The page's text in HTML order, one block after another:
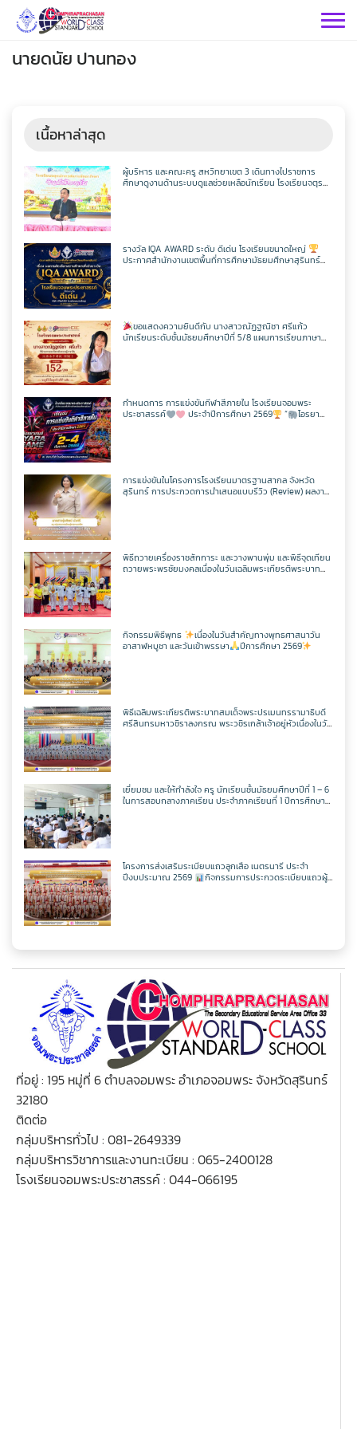
Skip
กลุ่มบริหารวิชาการ
เฟสบุคกลุ่มงานฯ
เว็บไซต์กลุ่มงานฯ
กลุ่มบริหารทั่วไป
เฟสบุคกลุ่มงานฯ
เว็บไซต์กลุ่มงานฯ
กลุ่มบริหารงานบุคคล
เฟสบุคกลุ่มงานฯ
เว็บไซต์กลุ่มงานฯ
กลุ่มบริหารงบประมาณ
เฟสบุคกลุ่มงานฯ
เว็บไซต์กลุ่มงานฯ
กลุ่มสาระฯ
วิทยาศาสตร์
เฟสบุคกลุ่มสาระฯ
เว็บไซต์กลุ่มสาระฯ
ตารางเรียน/สอน
คณิตศาสตร์
เฟสบุคกลุ่มสาระฯ
เว็บไซต์กลุ่มสาระฯ
ตารางเรียน/สอน
ต่างประเทศ
เฟสบุคกลุ่มสาระฯ
เว็บไซต์กลุ่มสาระฯ
ตารางเรียน/สอน
ภาษาไทย
เฟสบุคกลุ่มสาระฯ
เว็บไซต์กลุ่มสาระฯ
ตารางเรียน/สอน
สังคมศึกษาฯ
เฟสบุคกลุ่มสาระฯ
เว็บไซต์กลุ่มสาระฯ
ตารางเรียน/สอน
ศิลปะ
เฟสบุคกลุ่มสาระฯ
เว็บไซต์กลุ่มสาระฯ
ตารางเรียน/สอน
การงานอาชีพ
เฟสบุคกลุ่มสาระฯ
เว็บไซต์กลุ่มสาระฯ
ตารางเรียน/สอน
พลศึกษา
เฟสบุคกลุ่มสาระฯ
เว็บไซต์กลุ่มสาระฯ
ตารางเรียน/สอน
เทคโนโลยี
เฟสบุคเทคโนโลยี
เว็บไซต์เทคโนโลยี
กลุ่มงาน
คำสั่งโรงเรียน
ประชาสัมพันธ์ CPS
กิจกรรม CPS
ToBeNumberOne
ITA2569
ITA2568
ITA2567
ITA2566
แผนผังเว็บไซต์
เว็บไซต์เดิม
ตารางเรียน1/69
ตารางเรียน ม.1
ตารางเรียน ม.2
ตารางเรียน ม.3
ตารางเรียน ม.4
ตารางเรียน ม.5
ตารางเรียน ม.6
ครูพีระพันธ์ เสริมศิริ
วิชาวิทยาการคำนวณ
วิชาออกแบบฯ
วิชาเพิ่มเติม
ครูเเชิด ชูตาลัด
วิชาวิทยาการคำนวณ
วิชาออกแบบฯ
วิชาเพิ่มเติม
ครูเทพสุดา พรหมสวัสดิ์
วิชาวิทยาการคำนวณ
วิชาออกแบบฯ
วิชาเพิ่มเติม
ครูประหยัด สายบุตร
วิชาวิทยาการคำนวณ
วิชาออกแบบฯ
วิชาเพิ่มเติม
ครูนิตยา บุญเสริม
วิชาวิทยาการคำนวณ
วิชาออกแบบฯ
วิชาเพิ่มเติม
ครูกัณฌ์ฏธัจส์ ก้านเหลือง
วิชาวิทยาการคำนวณ
วิชาออกแบบฯ
วิชาเพิ่มเติม
ครูมัตติกา สุวงศ์
วิชาวิทยาการคำนวณ
วิชาออกแบบฯ
วิชาเพิ่มเติม
ครูศุภวิชญ์ กมลเลิศ
วิชาวิทยาการคำนวณ
วิชาออกแบบฯ
วิชาเพิ่มเติม
นายดนัย ปานทอง
เนื้อหาล่าสุด
ผู้บริหาร และคณะครู สหวิทยาเขต 3 เดินทางไปราชการ
ศึกษาดูงานด้านระบบดูแลช่วยเหลือนักเรียน โรงเรียนจตุร
รางวัล IQA AWARD ระดับ ดีเด่น โรงเรียนขนาดใหญ่
ประกาศสำนักงานเขตพื้นที่การศึกษามัธยมศึกษาสุรินทร์
ขอแสดงความยินดีกับ นางสาวณัฏฐณิชา ศรีแก้ว
นักเรียนระดับชั้นมัธยมศึกษาปีที่ 5/8 แผนการเรียนภาษา
กำหนดการ การแข่งขันกีฬาสีภายใน โรงเรียนจอมพระ
ประชาสรรค์
ประจำปีการศึกษา 2569 “
ไอรยา
การแข่งขันในโครงการโรงเรียนมาตรฐานสากล จังหวัด
สุรินทร์ การประกวดการนำเสนอแบบรีวิว (Review) ผลงาน
พิธีถวายเครื่องราชสักการะ และวางพานพุ่ม และพิธีจุดเทียน
ถวายพระพรชัยมงคลเนื่องในวันเฉลิมพระเกียรติพระบาท
กิจกรรมพิธีพุทธ
เนื่องในวันสำคัญทางพุทธศาสนาวัน
อาสาฬหบูชา และวันเข้าพรรษา
ปีการศึกษา 2569
พิธีเฉลิมพระเกียรติพระบาทสมเด็จพระปรเมนทรรามาธิบดี
ศรีสินทรมหาวชิราลงกรณ พระวชิรเกล้าเจ้าอยู่หัวเนื่องในวัน
เยี่ยมชม และให้กำลังใจ ครู นักเรียนชั้นมัธยมศึกษาปีที่ 1 – 6
ในการสอบกลางภาคเรียน ประจำภาคเรียนที่ 1 ปีการศึกษา
โครงการส่งเสริมระเบียบแถวลูกเสือ เนตรนารี ประจำ
ปีงบประมาณ 2569
กิจกรรมการประกวดระเบียบแถวผู้
ที่อยู่ : 195 หมู่ที่ 6 ตำบลจอมพระ อำเภอจอมพระ จังหวัดสุรินทร์
32180
ติดต่อ
กลุ่มบริหารทั่วไป : 081-2649339
กลุ่มบริหารวิชาการและงานทะเบียน : 065-2400128
โรงเรียนจอมพระประชาสรรค์ : 044-066195